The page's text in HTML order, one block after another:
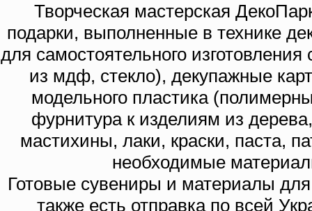
Творческая мастерская
подарки, выполненные в технике
для самостоятельного
из мдф, стекло), декупажные
модельного пластика
фурнитура к изделиям из
мастихины, лаки, краски, паста,
необходимые
Готовые сувениры и материалы
также есть отправка по всей